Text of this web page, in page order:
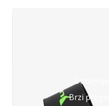
Detaljnije
Brzi pregled